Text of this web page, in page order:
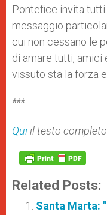
Pontefice invita tutti
messaggio
cui non cessano le
di amare tutti, amici
vissuto sta la forza
***
Quiil testo completo
Related Posts:
Santa Marta: